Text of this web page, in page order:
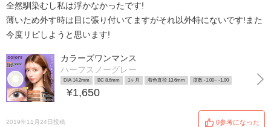
全然馴染むし私は浮かなかったです!
薄いため外す時は目に張り付いてますがそれ以外特にないです!また
今度リピしようと思います!
カラーズワンマンス
ハーフスノーグレー
DIA 14.2mm BC 8.6mm 1ヶ月 着色直径 13.6mm 度数 -1.00~ -1.00
¥1,650
2019年11月24日投稿 0参考になった